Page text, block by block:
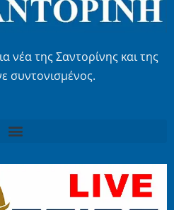
νέα της Σαντορίνης και της
συντονισμένος.